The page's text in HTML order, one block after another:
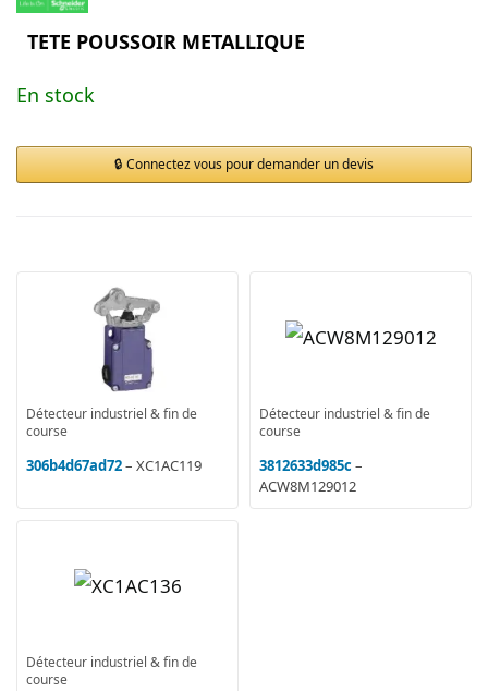
TETE POUSSOIR METALLIQUE
En stock
Connectez vous pour demander un devis
Détecteur industriel & fin de
course
306b4d67ad72– XC1AC119
Détecteur industriel & fin de
course
3812633d985c–
ACW8M129012
Détecteur industriel & fin de
course